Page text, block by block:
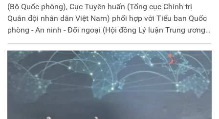
(Bộ Quốc phòng), Cục Tuyên huấn (Tổng cục Chính trị
Quân đội nhân dân Việt Nam) phối hợp với Tiểu ban Quốc
phòng - An ninh - Đối ngoại (Hội đồng Lý luận Trung ương)
tổ chức Hội thảo khoa học với chủ đề: “Bảo vệ Tổ quốc từ
sớm, từ xa; giữ nước từ khi nước chưa nguy”. Hội thảo
được thực hiện theo hình thức trực tiếp.